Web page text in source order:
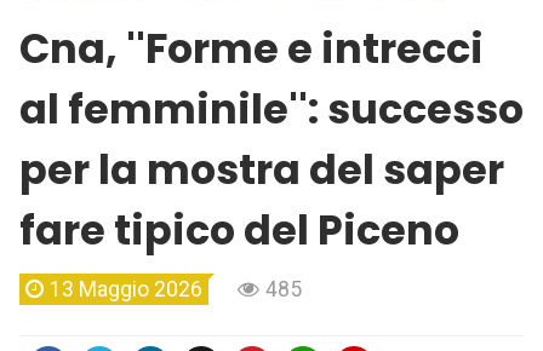
Cna, ''Forme e intrecci
al femminile'': successo
per la mostra del saper
fare tipico del Piceno
13 Maggio 2026 485